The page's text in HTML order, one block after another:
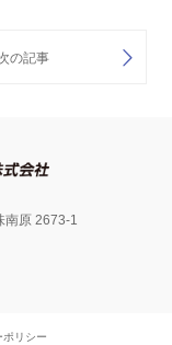
原 2673-1
ポリシー